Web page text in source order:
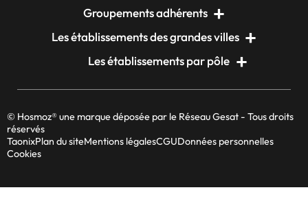
Groupements adhérents
Les établissements des grandes villes
Les établissements par pôle
© Hosmoz® une marque déposée par le Réseau Gesat - Tous droits
réservés
TaonixPlan du siteMentions légalesCGUDonnées personnelles
Cookies